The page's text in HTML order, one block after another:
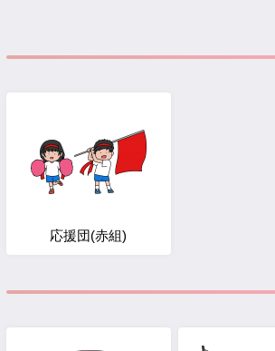
応援団(赤組)